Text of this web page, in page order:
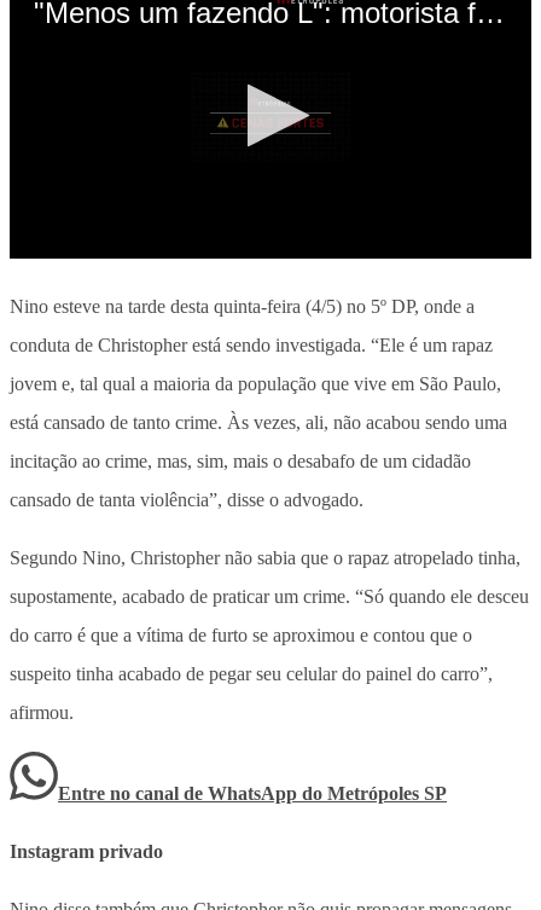
Nino esteve na tarde desta quinta-feira (4/5) no 5º DP, onde a
conduta de Christopher está sendo investigada. “Ele é um rapaz
jovem e, tal qual a maioria da população que vive em São Paulo,
está cansado de tanto crime. Às vezes, ali, não acabou sendo uma
incitação ao crime, mas, sim, mais o desabafo de um cidadão
cansado de tanta violência”, disse o advogado.
Segundo Nino, Christopher não sabia que o rapaz atropelado tinha,
supostamente, acabado de praticar um crime. “Só quando ele desceu
do carro é que a vítima de furto se aproximou e contou que o
suspeito tinha acabado de pegar seu celular do painel do carro”,
afirmou.
Entre no canal de WhatsApp do Metrópoles SP
Instagram privado